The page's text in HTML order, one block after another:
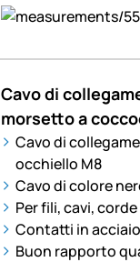
Cavo di
morsetto a
Cavo di
occhiello M8
Cavo di colore
Per fili, cavi,
Contatti in
Buon rapporto